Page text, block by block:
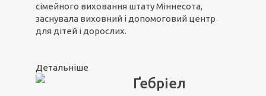
сімейного виховання штату Міннесота,
заснувала виховний і допомоговий центр
для дітей і дорослих.
Детальніше
Ґебріел